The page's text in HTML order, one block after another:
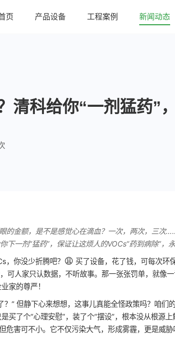
页 产品设备 工程案例 新闻动态
清科给你“一剂猛药”
的金额，是不是感觉心在滴血？一次，两次，三次
一剂“猛药”，保证让这烦人的VOCs“药到病除”，永
，你没少折腾吧？ 😩 买了设备，花了钱，可每次环
可人家只认数据，不听故事。那一张张罚单，就像
家的尊严！
” 但静下心来想想，这事儿真能全怪政策吗？咱们
买了个“心理安慰”，装了个“摆设”，根本没从根源上
危害可不小。它不仅污染大气，形成雾霾，更是威胁